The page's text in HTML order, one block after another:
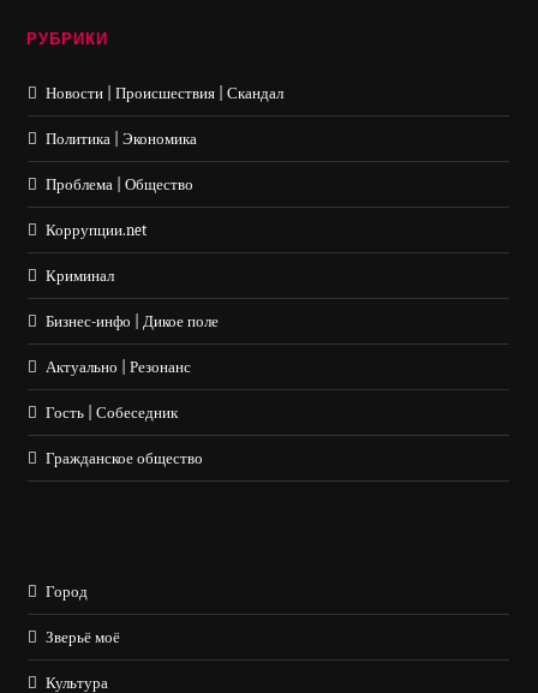
РУБРИКИ
Новости | Происшествия | Скандал
Политика | Экономика
Проблема | Общество
Коррупции.net
Криминал
Бизнес-инфо | Дикое поле
Актуально | Резонанс
Гость | Собеседник
Гражданское общество
Город
Зверьё моё
Культура